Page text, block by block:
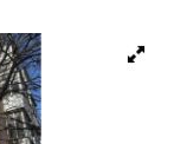
ванной;
паркетный